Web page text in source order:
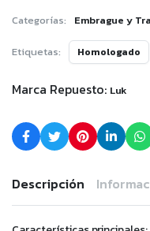
Categorías: Embrague y
Etiquetas: Homologado
Marca Repuesto: Luk
Descripción